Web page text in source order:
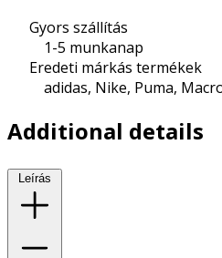
Gyors szállítás
1-5 munkanap
Eredeti márkás termékek
adidas, Nike, Puma,
Additional details
Leírás